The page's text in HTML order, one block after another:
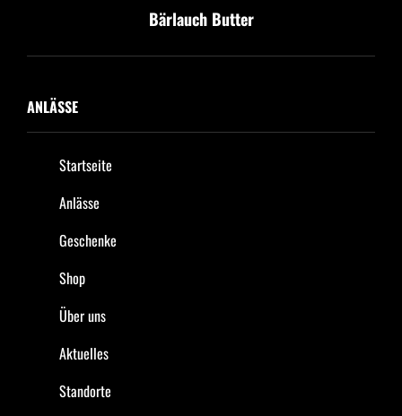
Bärlauch Butter
ANLÄSSE
Startseite
Anlässe
Geschenke
Shop
Über uns
Aktuelles
Standorte